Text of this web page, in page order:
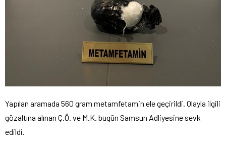
Yapılan aramada 560 gram metamfetamin ele geçirildi. Olayla ilgili
gözaltına alınan Ç.Ö. ve M.K. bugün Samsun Adliyesine sevk
edildi.